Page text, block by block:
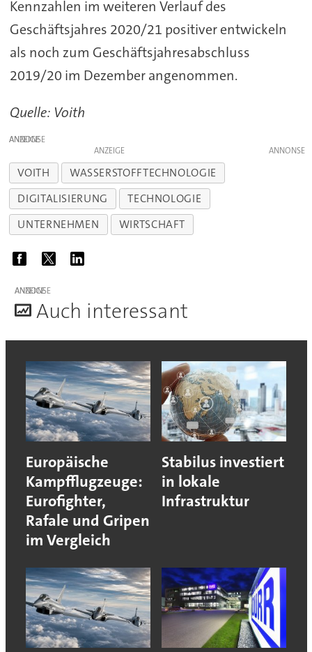
Kennzahlen im weiteren Verlauf des
Geschäftsjahres 2020/21 positiver entwickeln
als noch zum Geschäftsjahresabschluss
2019/20 im Dezember angenommen.
Quelle: Voith
ANZEIGE
ANZEIGE
VOITH
WASSERSTOFFTECHNOLOGIE
DIGITALISIERUNG
TECHNOLOGIE
UNTERNEHMEN
WIRTSCHAFT
ANZEIGE
Auch interessant
Europäische
Kampfflugzeuge:
Eurofighter,
Rafale und Gripen
im Vergleich
Stabilus investiert
in lokale
Infrastruktur